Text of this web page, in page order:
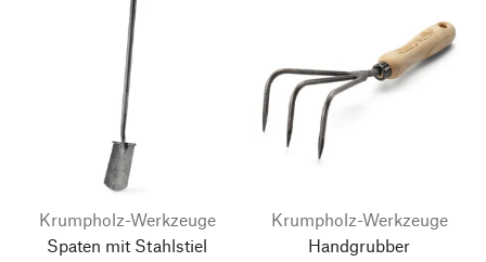
Krumpholz-Werkzeuge
Spaten mit Stahlstiel
Krumpholz-Werkzeuge
Handgrubber